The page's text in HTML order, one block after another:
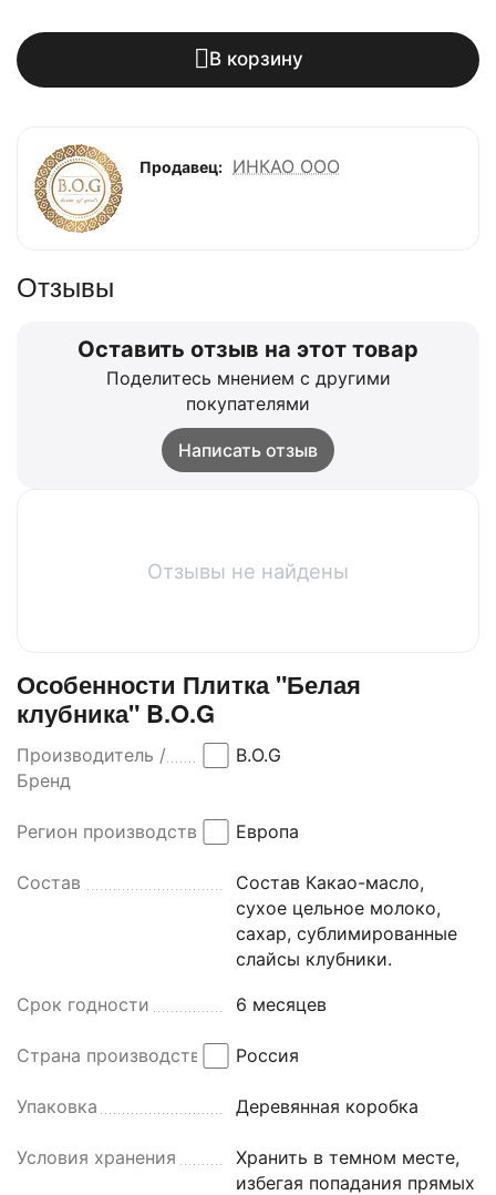
В корзину
Продавец: ИНКАО ООО
Отзывы
Оставить отзыв на этот товар
Поделитесь мнением с другими
покупателями
Написать отзыв
Отзывы не найдены
Особенности Плитка "Белая
клубника" B.O.G
Производитель /
Бренд
B.O.G
Регион производства Европа
Состав
Состав Какао-масло,
сухое цельное молоко,
сахар, сублимированные
слайсы клубники.
Срок годности 6 месяцев
Страна производства Россия
Упаковка Деревянная коробка
Условия хранения
Хранить в темном месте,
избегая попадания прямых